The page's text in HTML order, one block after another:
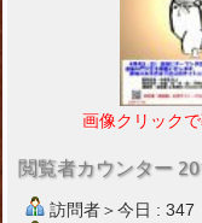
画像クリック
閲覧者カウンター
訪問者＞今日 : 347